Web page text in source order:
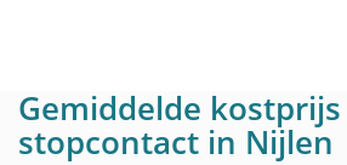
Gemiddelde
stopcontact in Nijlen